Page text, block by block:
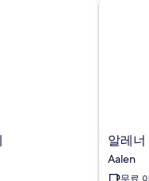
알
레
너
알레
Aalen